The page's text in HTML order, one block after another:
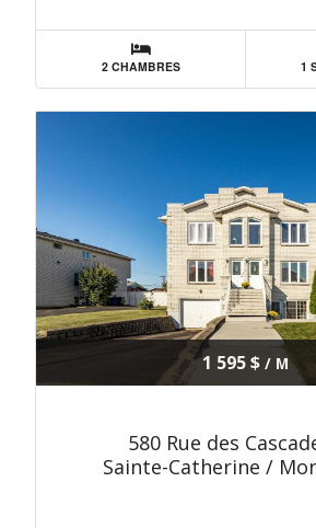
2 CHAMBRES 1
1 595 $/ M
580 Rue des
Sainte-Catherine /